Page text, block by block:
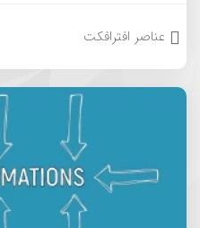
عناصر افترافکت